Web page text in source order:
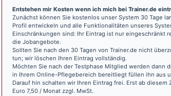
Entstehen mir Kosten wenn ich mich bei Trainer.de
Zunächst können Sie kostenlos unser System 30 Tage
Profil entwickeln und alle Funktionalitäten unseres
Einschränkungen sind: Ihr Eintrag ist nur eingeschränkt
die Jobangebote.
Sollten Sie nach den 30 Tagen von Trainer.de nicht
tun; wir löschen Ihren Eintrag vollständig.
Möchten Sie nach der Testphase Mitglied werden dann
in Ihrem Online-Pflegebereich bereitliegt füllen ihn aus
Darauf hin schalten wir Ihren Eintrag frei. Erst ab
Euro 7,50 / Monat zzgl. MwSt.